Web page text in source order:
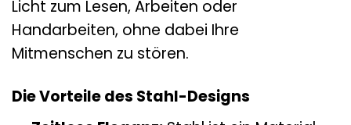
Licht zum Lesen, Arbeiten oder
Handarbeiten, ohne dabei Ihre
Mitmenschen zu stören.
Die Vorteile des Stahl-Designs